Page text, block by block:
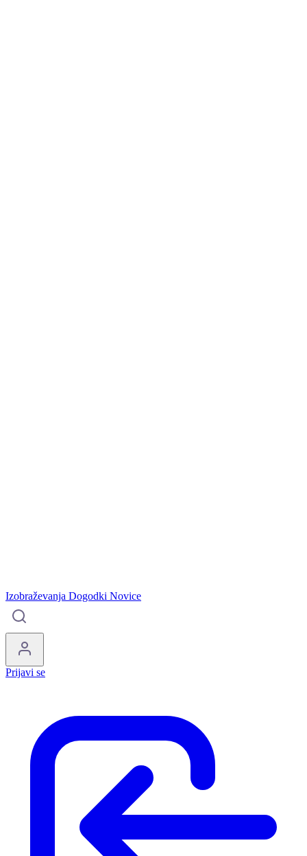
Izobraževanja Dogodki Novice
Prijavi se